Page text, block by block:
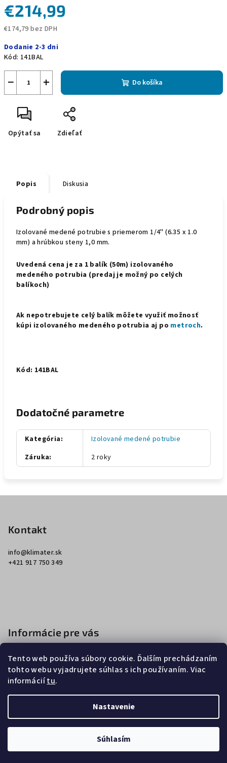
Tento web používa súbory cookie. Ďalším prechádzaním
tohto webu vyjadrujete súhlas s ich používaním. Viac
informáciítu.
Nastavenie
Súhlasím
€214,99
€174,79 bez DPH
cena:
Dodanie 2-3 dni
Kód: 141BAL
+
− Do košíka
Opýtať sa Zdieľať
Popis Diskusia
Podrobný popis
Izolované medené potrubie s priemerom 1/4" (6.35 x 1.0
mm) a hrúbkou steny 1,0 mm.
Uvedená cena je za 1 balík (50m) izolovaného
medeného potrubia (predaj je možný po celých
balíkoch)
Ak nepotrebujete celý balík môžete využiť možnosť
kúpi izolovaného medeného potrubia aj po metroch.
Kód: 141BAL
Dodatočné parametre
Kategória:
Izolované medené potrubie
Záruka: 2 roky
Kontakt
info@klimater.sk
+421 917 750 349
Informácie pre vás
Ako nakupovať
Obchodné podmienky
Podmienky ochrany osobných údajov
Vytvoril Shoptet